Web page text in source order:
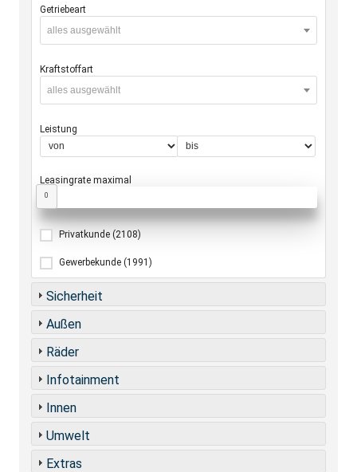
Getriebeart
alles ausgewählt
Kraftstoffart
alles ausgewählt
Leistung
Leasingrate maximal
0
Privatkunde (2108)
Gewerbekunde (1991)
Sicherheit
Außen
Räder
Infotainment
Innen
Umwelt
Extras